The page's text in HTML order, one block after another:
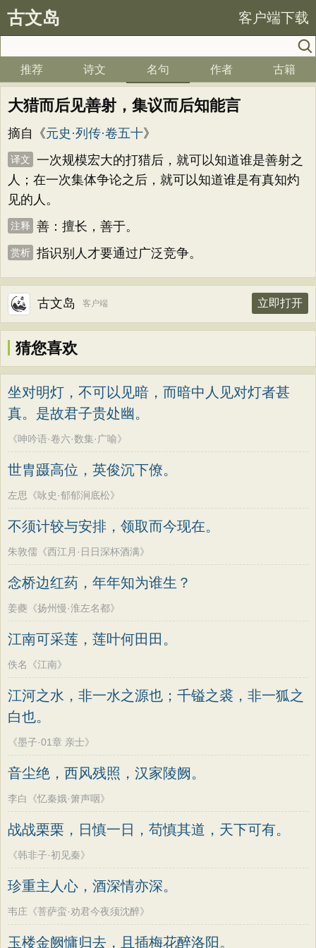
古文岛 客户端下载
推荐 诗文 名句 作者 古籍
大猎而后见善射，集议而后知能言
摘自《元史·列传·卷五十》
译文
一次规模宏大的打猎后，就可以知道谁是善射之
人；在一次集体争论之后，就可以知道谁是有真知灼
见的人。
注释 善：擅长，善于。
赏析 指识别人才要通过广泛竞争。
古文岛 客户端 立即打开
猜您喜欢
坐对明灯，不可以见暗，而暗中人见对灯者甚
真。是故君子贵处幽。
《呻吟语·卷六·数集·广喻》
世胄蹑高位，英俊沉下僚。
左思《咏史·郁郁涧底松》
不须计较与安排，领取而今现在。
朱敦儒《西江月·日日深杯酒满》
念桥边红药，年年知为谁生？
姜夔《扬州慢·淮左名都》
江南可采莲，莲叶何田田。
佚名《江南》
江河之水，非一水之源也；千镒之裘，非一狐之
白也。
《墨子·01章 亲士》
音尘绝，西风残照，汉家陵阙。
李白《忆秦娥·箫声咽》
战战栗栗，日慎一日，苟慎其道，天下可有。
《韩非子·初见秦》
珍重主人心，酒深情亦深。
韦庄《菩萨蛮·劝君今夜须沈醉》
玉楼金阙慵归去，且插梅花醉洛阳。